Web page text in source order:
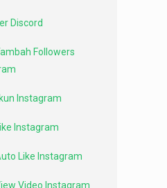
Discord
Followers
Instagram
Instagram
Like Instagram
Video Instagram